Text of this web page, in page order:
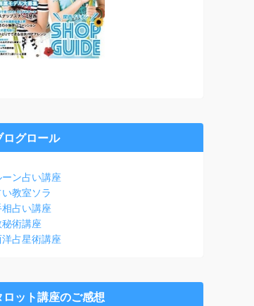
ログロール
ーン占い講座
教室ソラ
占い講座
術講座
占星術講座
ロット講座のご感想